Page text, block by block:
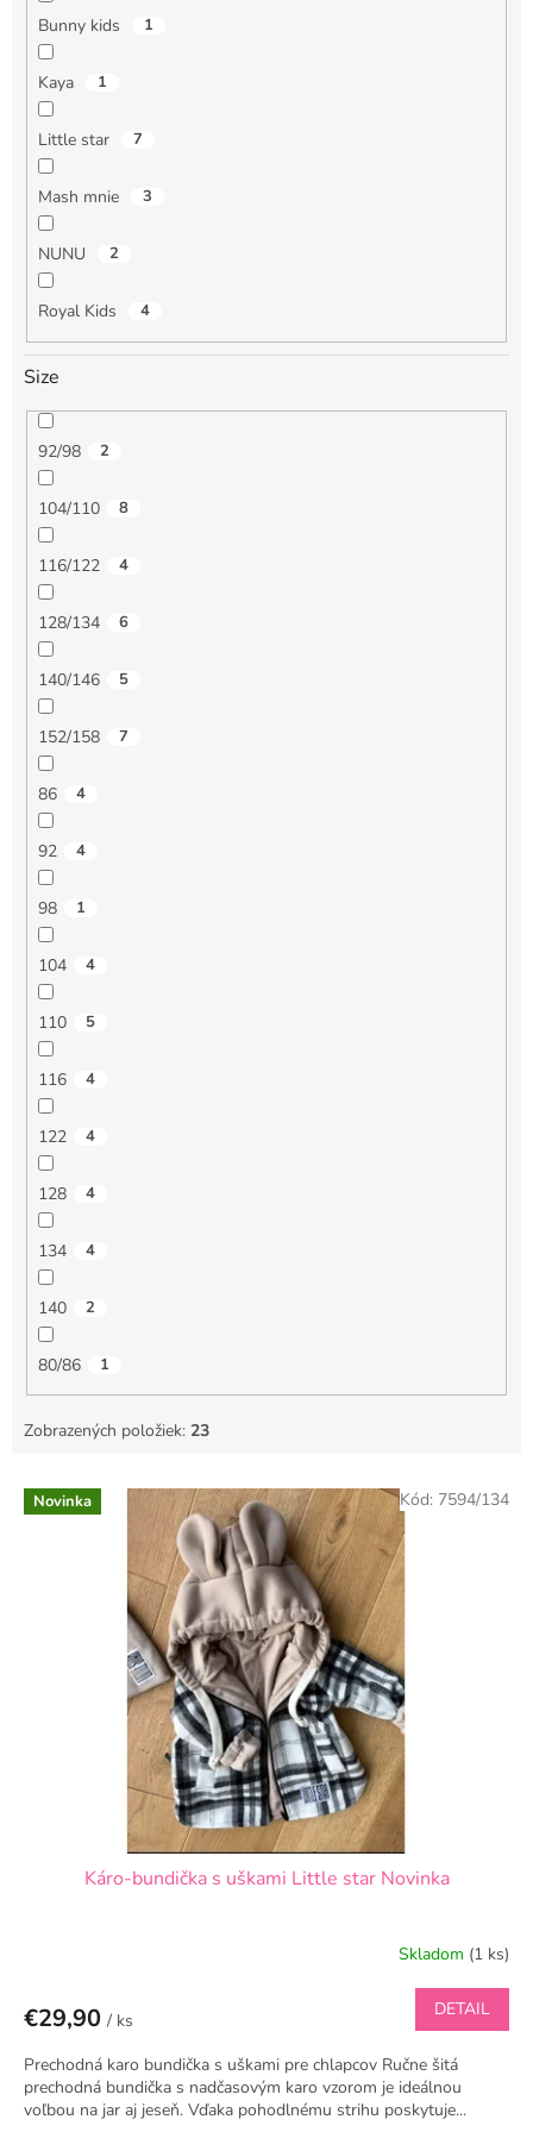
Bunny kids 1
Kaya 1
Little star 7
Mash mnie 3
NUNU 2
Royal Kids 4
Size
92/98 2
104/110 8
116/122 4
128/134 6
140/146 5
152/158 7
86 4
92 4
98 1
104 4
110 5
116 4
122 4
128 4
134 4
140 2
80/86 1
Zobrazených položiek: 23
V Novinka
Káro-bundička s uškami Little star Novinka
Skladom (1 ks)
€29,90 / ks
DETAIL
Prechodná karo bundička s uškami pre chlapcov Ručne šitá
prechodná bundička s nadčasovým karo vzorom je ideálnou
voľbou na jar aj jeseň. Vďaka pohodlnému strihu poskytuje...
Kód: 7594/134